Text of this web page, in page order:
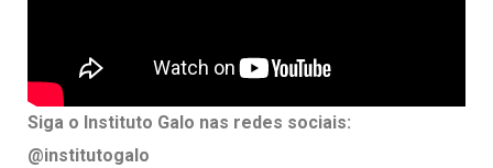
Siga o Instituto Galo nas redes sociais:
@institutogalo